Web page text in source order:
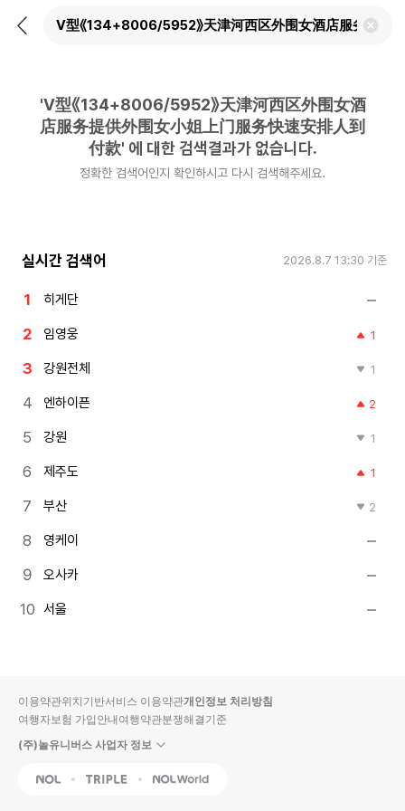
뒤
검
'V型《134+8006/5952》天津河西区外围女酒
店服务提供外围女小姐上门服务快速安排人到
付款' 에 대한 검색결과가 없습니다.
정확한 검색어인지 확인하시고 다시 검색해주세요.
실시간 검색어 2026.8.7 13:30 기준
히게단
임영웅 1
강원전체 1
엔하이픈 2
강원 1
제주도 1
부산 2
영케이
오사카
서울
이용약관위치기반서비스 이용약관개인정보 처리방침
여행자보험 가입안내여행약관분쟁해결기준
(주)놀유니버스 사업자 정보
NOL Triple Interpark Global